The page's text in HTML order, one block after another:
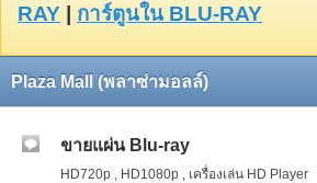
RAY
การ์ตูนใน BLU-RAY
Plaza Mall (พลาซ่ามอลล์)
ขายแผ่น Blu-ray
HD720p , HD1080p , เครื่องเล่น HD Player